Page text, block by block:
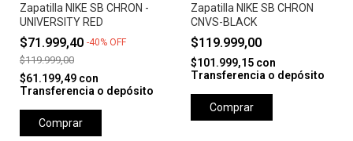
Zapatilla NIKE SB CHRON -
UNIVERSITY RED
$71.999,40 -40% OFF
$119.999,00
$61.199,49 con
Transferencia o depósito
Comprar
Zapatilla NIKE SB CHRON
CNVS-BLACK
$119.999,00
$101.999,15 con
Transferencia o depósito
Comprar